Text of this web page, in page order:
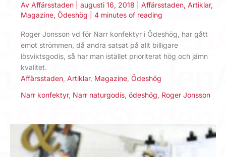
Av Affärsstaden augusti 16, 2018 Affärsstaden, Artiklar,
Magazine, Ödeshög 4 minutes of reading
Roger Jonsson vd för Narr konfektyr i Ödeshög, har gått
emot strömmen, då andra satsat på allt billigare
lösviktsgodis, så har man istället prioriterat hög och jämn
kvalitet.
Affärsstaden Artiklar, Magazine Ödeshög
Narr konfektyr, Narr naturgodis ödeshög Roger Jonsson